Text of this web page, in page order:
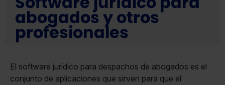
abogados y otros
profesionales
El software jurídico para despachos de abogados es el
conjunto de aplicaciones que sirven para que el